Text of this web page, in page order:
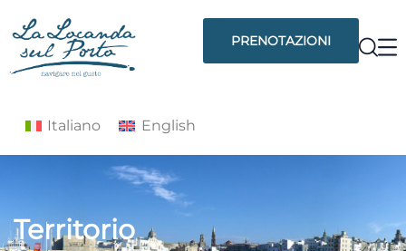
PRENOTAZIONI
Italiano English
Territorio